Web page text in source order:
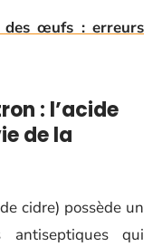
des œufs : erreurs
: l’acide
de la
cidre) possède un
qui